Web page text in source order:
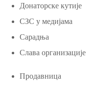
Донаторске кутије
СЗС у медијама
Сарадња
Слава организације
Продавница